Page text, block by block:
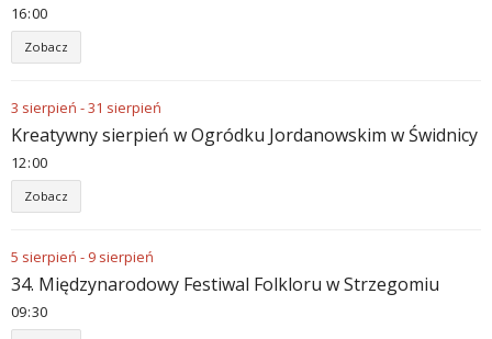
16:00
Zobacz
3 sierpień -31 sierpień
Kreatywny sierpień w Ogródku Jordanowskim w Świdnicy
12:00
Zobacz
5 sierpień - 9 sierpień
34. Międzynarodowy Festiwal Folkloru w Strzegomiu
09:30